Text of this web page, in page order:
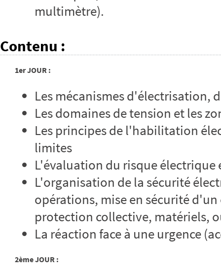
multimètre).
Contenu :
1er JOUR :
Les mécanismes d'électrisation,
Les domaines de tension et les
Les principes de l'habilitation
limites
L'évaluation du risque
L'organisation de la sécurité
opérations, mise en sécurité
protection collective, matériels,
La réaction face à une urgence
2ème JOUR :